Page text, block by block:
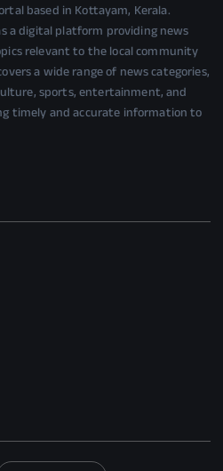
based in Kottayam, Kerala.
a digital platform providing news
relevant to the local community
a wide range of news categories,
sports, entertainment, and
timely and accurate information to